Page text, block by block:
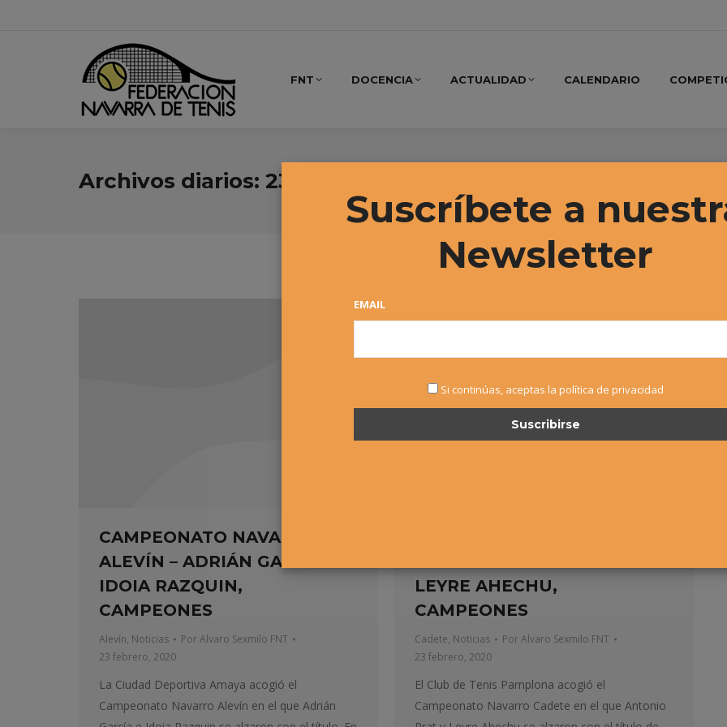
FNT DOCENCIA ACTUALIDAD CALENDARIO
Archivos diarios: 23 febrero, 2020
CAMPEONATO NAVARRO
ALEVÍN – ADRIÁN GARCÍA E
IDOIA RAZQUIN,
CAMPEONES
Alevín, Noticias PorAlvaro Sexmilo FNT
23 febrero, 2020
La Ciudad Deportiva Amaya acogió el
Campeonato Navarro Alevín en el que Adrián
LEYRE AHECHU,
CAMPEONES
Cadete, Noticias PorAlvaro Sexmilo FNT
23 febrero, 2020
El Club de Tenis Pamplona acogió el
Campeonato Navarro Cadete en el que Antonio
Suscríbete a
Newsletter
EMAIL
Si continúas, aceptas la política de privacidad